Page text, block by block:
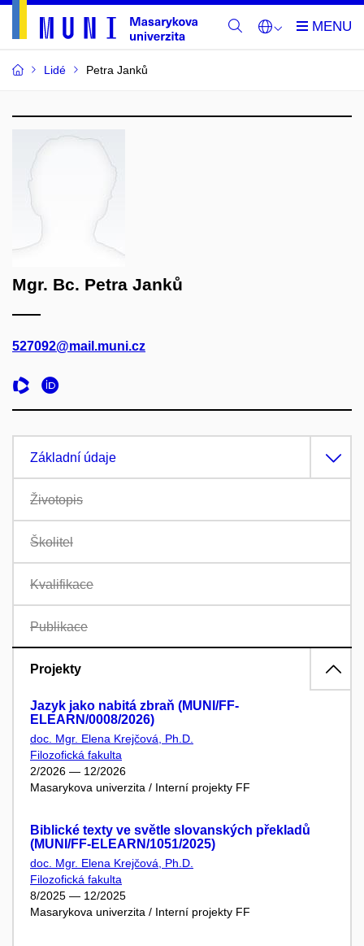
Lidé Petra Janků
Mgr. Bc. Petra Janků
527092@mail.muni.cz
Základní údaje
Životopis
Školitel
Kvalifikace
Publikace
Projekty
Jazyk jako nabitá zbraň (MUNI/FF-
ELEARN/0008/2026)
doc. Mgr. Elena Krejčová, Ph.D.
Filozofická fakulta
2/2026 — 12/2026
Masarykova univerzita / Interní projekty FF
Biblické texty ve světle slovanských překladů
(MUNI/FF-ELEARN/1051/2025)
doc. Mgr. Elena Krejčová, Ph.D.
Filozofická fakulta
8/2025 — 12/2025
Masarykova univerzita / Interní projekty FF